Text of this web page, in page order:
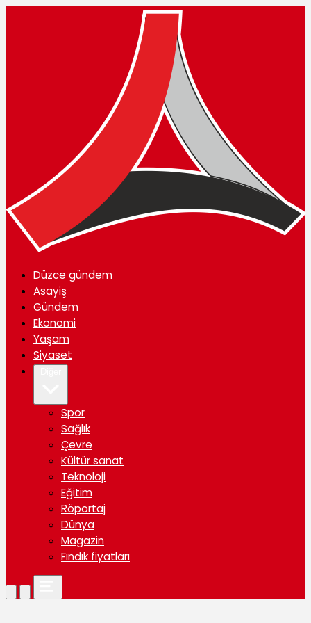
Düzce gündem
Asayiş
Gündem
Ekonomi
Yaşam
Siyaset
Spor
Sağlık
Çevre
Kültür sanat
Teknoloji
Eğitim
Röportaj
Dünya
Magazin
Fındık fiyatları